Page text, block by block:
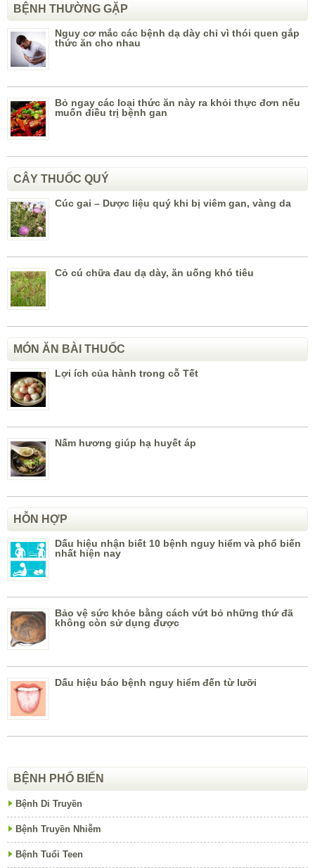
BỆNH THƯỜNG GẶP
Nguy cơ mắc các bệnh dạ dày chỉ vì thói quen gắp
thức ăn cho nhau
Bỏ ngay các loại thức ăn này ra khỏi thực đơn nếu
muốn điều trị bệnh gan
CÂY THUỐC QUÝ
Cúc gai – Dược liệu quý khi bị viêm gan, vàng da
Cỏ cú chữa đau dạ dày, ăn uống khó tiêu
MÓN ĂN BÀI THUỐC
Lợi ích của hành trong cỗ Tết
Nấm hương giúp hạ huyết áp
HỖN HỢP
Dấu hiệu nhận biết 10 bệnh nguy hiểm và phổ biến
nhất hiện nay
Bảo vệ sức khỏe bằng cách vứt bỏ những thứ đã
không còn sử dụng được
Dấu hiệu báo bệnh nguy hiểm đến từ lưỡi
BỆNH PHỔ BIẾN
Bệnh Di Truyền
Bệnh Truyền Nhiễm
Bệnh Tuổi Teen